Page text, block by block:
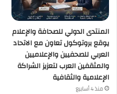
المنتدى الدولي للصحافة والإعلام
يوقع بروتوكول تعاون مع الاتحاد
العربي للصحفيين والإعلاميين
والمثقفين العرب لتعزيز الشراكة
الإعلامية والثقافية
منذ 4 أسابيع